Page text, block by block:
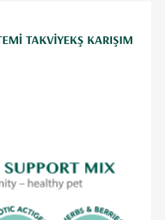
TAKVIYEKŞ KARIŞIM